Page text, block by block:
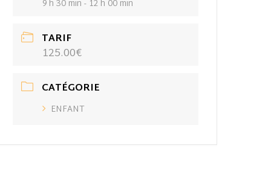
9 h 30 min - 12 h 00 min
TARIF
125.00€
CATÉGORIE
ENFANT